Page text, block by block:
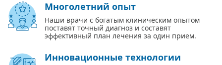
Многолетний опыт
Наши врачи с богатым клиническим опытом
поставят точный диагноз и составят
эффективный план лечения за один прием.
Инновационные технологии